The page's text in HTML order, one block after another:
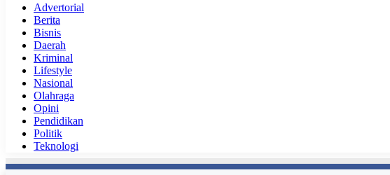
Advertorial
Berita
Bisnis
Daerah
Kriminal
Lifestyle
Nasional
Olahraga
Opini
Pendidikan
Politik
Teknologi